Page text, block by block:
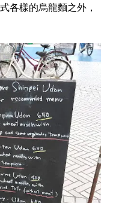
各樣的烏龍麵之外，